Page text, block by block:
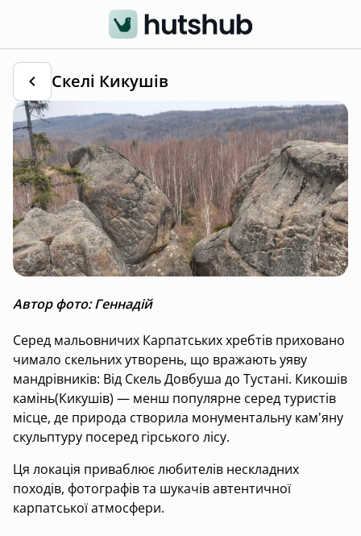
Скелі Кикушів
Автор фото: Геннадій
Серед мальовничих Карпатських хребтів приховано
чимало скельних утворень, що вражають уяву
мандрівників: Від Скель Довбуша до Тустані. Кикошів
камінь(Кикушів) — менш популярне серед туристів
місце, де природа створила монументальну кам'яну
скульптуру посеред гірського лісу.
Ця локація приваблює любителів нескладних
походів, фотографів та шукачів автентичної
карпатської атмосфери.